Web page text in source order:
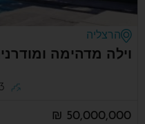
הרצליה
וילה מדהימה
3
50,000,000 ₪